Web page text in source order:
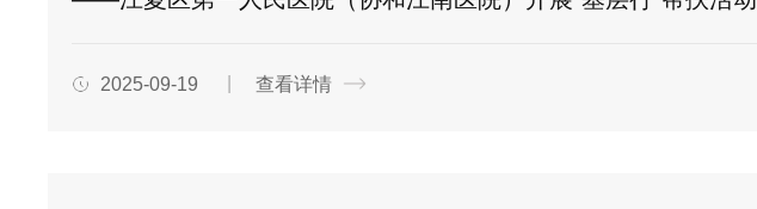
2025-09-19 查看详情